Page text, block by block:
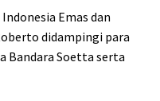
Emas dan
didampingi para
Bandara Soetta serta